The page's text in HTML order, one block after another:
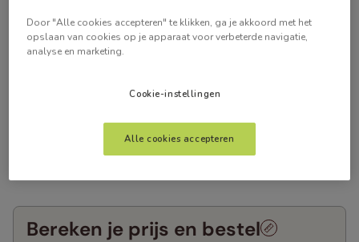
Bereken je prijs en bestel
Door "Alle cookies accepteren" te klikken, ga je akkoord met het
opslaan van cookies op je apparaat voor verbeterde navigatie,
analyse en marketing.
Cookie-instellingen
Alle cookies accepteren